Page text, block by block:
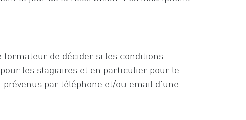
formateur de décider si les conditions
les stagiaires et en particulier pour le
par téléphone et/ou email d’une